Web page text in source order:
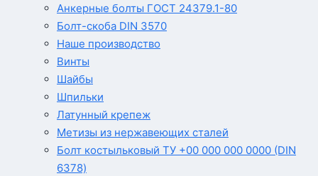
Анкерные болты ГОСТ 24379.1-80
Болт-скоба DIN 3570
Наше производство
Винты
Шайбы
Шпильки
Латунный крепеж
Метизы из нержавеющих сталей
Болт костыльковый ТУ +00 000 000 0000 (DIN
6378)